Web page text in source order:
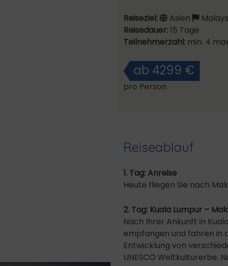
Reiseziel: Asien
Reisedauer:15 Tage
Teilnehmerzahl: min. 4
ab 4299 €
pro Person
Reiseablauf
1. Tag: Anreise
Heute fliegen Sie nach
2. Tag: Kuala Lumpur –
Nach Ihrer Ankunft in
empfangen und fahren in
Entwicklung von
UNESCO Weltkulturerbe.